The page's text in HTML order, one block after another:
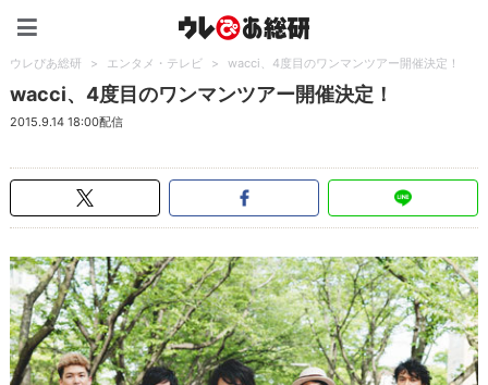
ウレぴあ総研 > エンタメ・テレビ > wacci、4度目のワンマンツアー開催決定！
wacci、4度目のワンマンツアー開催決定！
2015.9.14 18:00配信